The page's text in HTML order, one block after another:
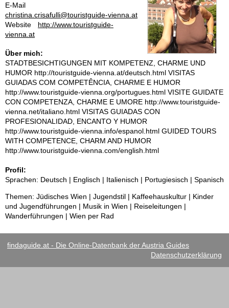
E-Mail
christina.crisafulli@touristguide-vienna.at
Website
http://www.touristguide-
vienna.at
Über mich:
STADTBESICHTIGUNGEN MIT KOMPETENZ, CHARME UND
HUMOR http://touristguide-vienna.at/deutsch.html VISITAS
GUIADAS COM COMPETÊNCIA, CHARME E HUMOR
http://www.touristguide-vienna.org/portugues.html VISITE GUIDATE
CON COMPETENZA, CHARME E UMORE http://www.touristguide-
vienna.net/italiano.html VISITAS GUIADAS CON
PROFESIONALIDAD, ENCANTO Y HUMOR
http://www.touristguide-vienna.info/espanol.html GUIDED TOURS
WITH COMPETENCE, CHARM AND HUMOR
http://www.touristguide-vienna.com/english.html
Profil:
Sprachen: Deutsch | Englisch | Italienisch | Portugiesisch | Spanisch
Themen: Jüdisches Wien | Jugendstil | Kaffeehauskultur | Kinder
und Jugendführungen | Musik in Wien | Reiseleitungen |
Wanderführungen | Wien per Rad
findaguide.at - Die Online-Datenbank der Austria Guides
Datenschutzerklärung